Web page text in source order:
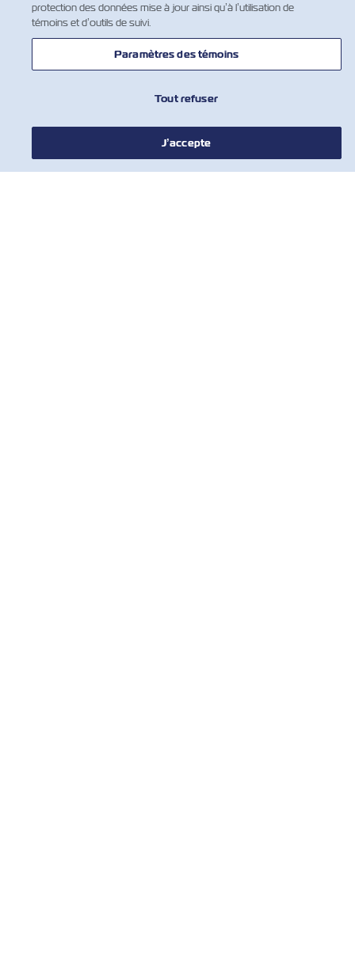
… 9 10 11
protection des données mise à jour ainsi qu’à l’utilisation de
témoins et d’outils de suivi.
Paramètres des témoins
Tout refuser
J’accepte